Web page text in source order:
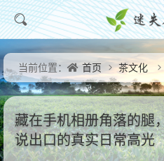
当前位置： 首页 茶文化
藏在手机相册角落的腿
说出口的真实日常高光